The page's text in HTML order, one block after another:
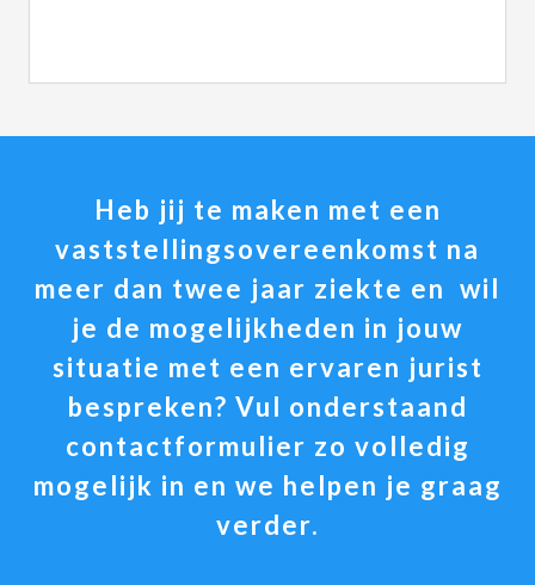
Heb jij te maken met een
vaststellingsovereenkomst na
meer dan twee jaar ziekte en wil
je de mogelijkheden in jouw
situatie met een ervaren jurist
bespreken? Vul onderstaand
contactformulier zo volledig
mogelijk in en we helpen je graag
verder.